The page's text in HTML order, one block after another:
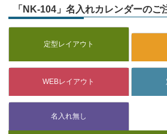
「NK-104」名入れカレンダーのご